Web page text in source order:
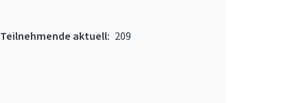
Teilnehmende aktuell: 209